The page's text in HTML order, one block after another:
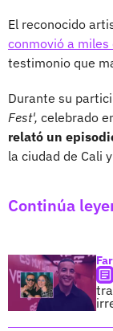
El reconocido
conmovió a miles
testimonio que
Durante su
Fest', celebrado
relató un
la ciudad de Cali
Continúa